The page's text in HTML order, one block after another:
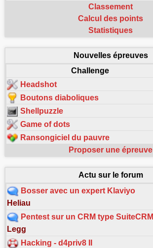
Classement
Calcul des points
Statistiques
Nouvelles épreuves
Challenge
Headshot
Boutons diaboliques
Shellpuzzle
Game of dots
Ransongiciel du pauvre
Proposer une épreuve
Actu sur le forum
Bosser avec un expert Klaviyo
Heliau
Pentest sur un CRM type SuiteCRM
Legg
Hacking - d4priv8 II